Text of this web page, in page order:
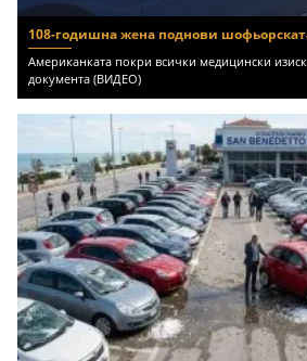
108-годишна жена поднови
Американката покри всички медицински
документа (ВИДЕО)